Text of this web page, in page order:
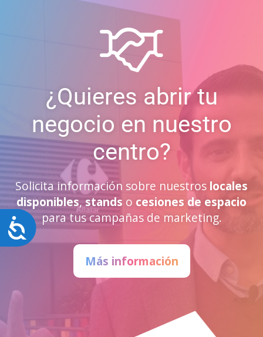
Accesibilidad
¿Quieres abrir tu
negocio en nuestro
centro?
Solicita información sobre nuestros locales
disponibles, stands o cesiones de espacio
para tus campañas de marketing.
Más información